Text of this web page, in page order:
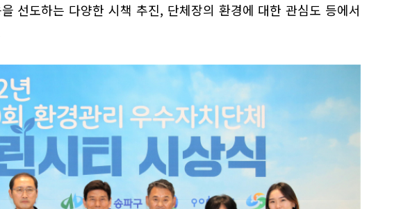
선도하는 다양한 시책 추진, 단체장의 환경에 대한 관심도 등에서